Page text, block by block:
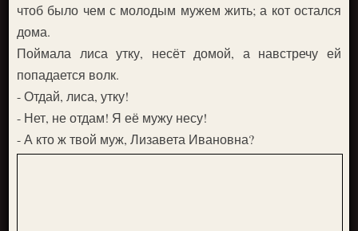
чтоб было чем с молодым мужем жить; а кот остался
дома.
Поймала лиса утку, несёт домой, а навстречу ей
попадается волк.
- Отдай, лиса, утку!
- Нет, не отдам! Я её мужу несу!
- А кто ж твой муж, Лизавета Ивановна?